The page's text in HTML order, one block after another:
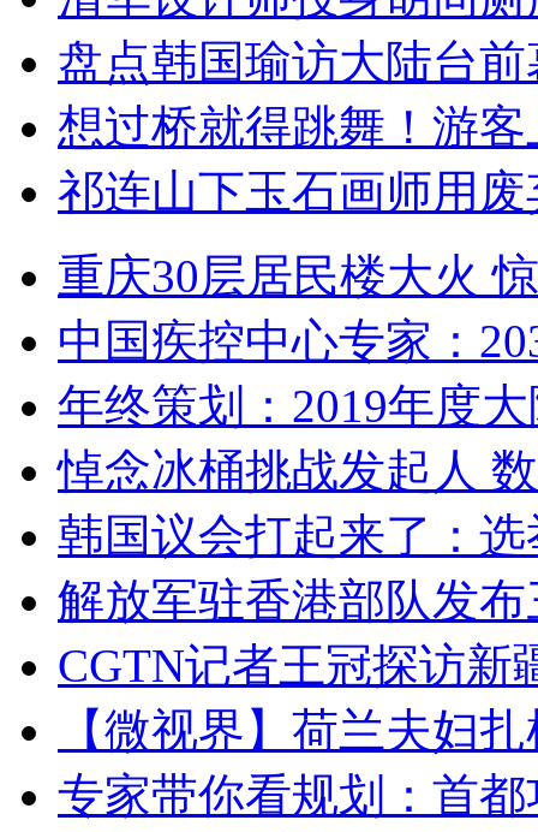
盘点韩国瑜访大陆台
想过桥就得跳舞！游客
祁连山下玉石画师用
重庆30层居民楼大火
中国疾控中心专家：
年终策划：2019年度
悼念冰桶挑战发起人
韩国议会打起来了：
解放军驻香港部队发
CGTN记者王冠探访新
【微视界】荷兰夫妇
专家带你看规划：首